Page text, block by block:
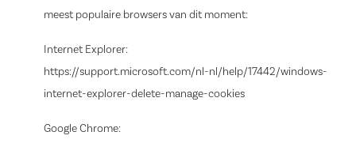
meest populaire browsers van dit moment:
Internet Explorer:
https://support.microsoft.com/nl-nl/help/17442/windows-
internet-explorer-delete-manage-cookies
Google Chrome: